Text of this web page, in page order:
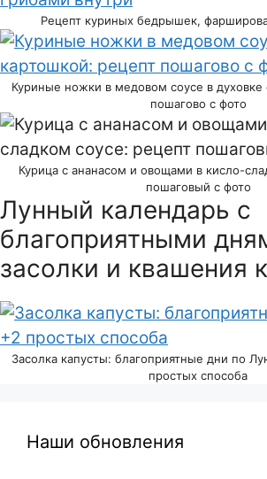
Рецепт куриных бедрышек,
Куриные ножки в медовом соусе в духовке
пошагово с фото
Курица с ананасом и овощами в кисло-
пошаговый с фото
Лунный календарь с
благоприятными
засолки и квашения
Засолка капусты: благоприятные дни по
простых способа
Наши обновления